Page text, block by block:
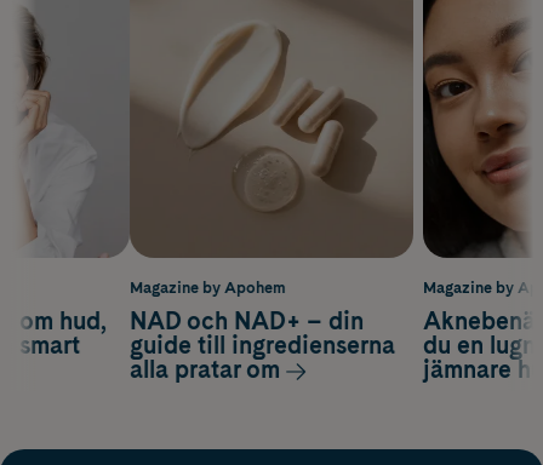
Magazine by
du en
jämnare
om hud,
smart
Magazine by Apohem
NAD och NAD+ – din
guide till ingredienserna
alla pratar om